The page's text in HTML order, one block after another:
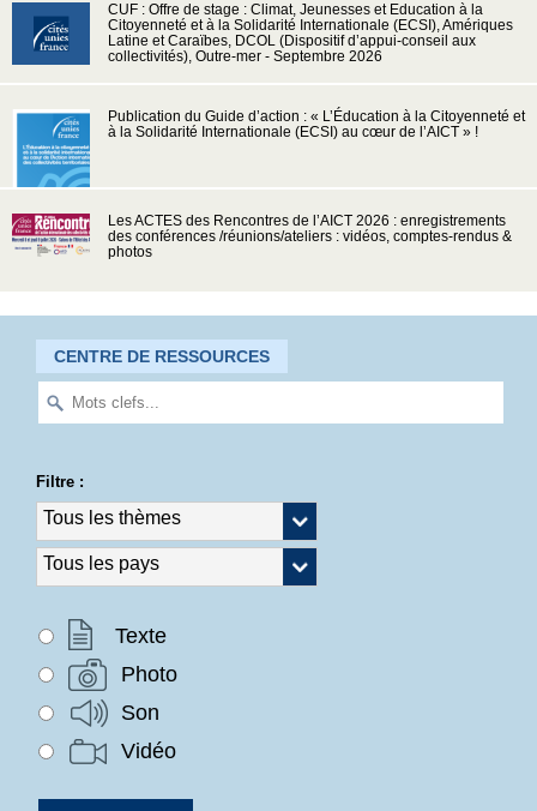
CUF : Offre de stage : Climat, Jeunesses et Education à la
Citoyenneté et à la Solidarité Internationale (ECSI), Amériques
Latine et Caraïbes, DCOL (Dispositif d’appui-conseil aux
collectivités), Outre-mer - Septembre 2026
Publication du Guide d’action : « L’Éducation à la Citoyenneté et
à la Solidarité Internationale (ECSI) au cœur de l’AICT » !
Les ACTES des Rencontres de l’AICT 2026 : enregistrements
des conférences /réunions/ateliers : vidéos, comptes-rendus &
photos
CENTRE DE RESSOURCES
Filtre :
Texte
Photo
Son
Vidéo